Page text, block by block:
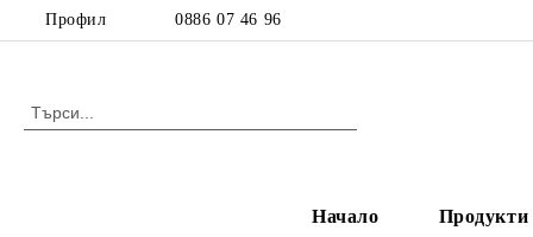
Профил 0886 07 46 96
Начало Продукти